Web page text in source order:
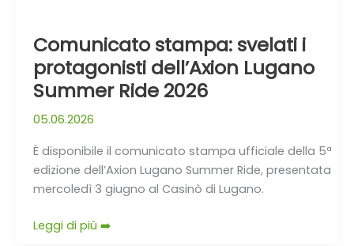
Comunicato stampa: svelati i
protagonisti dell’Axion Lugano
Summer Ride 2026
05.06.2026
È disponibile il comunicato stampa ufficiale della 5ª
edizione dell’Axion Lugano Summer Ride, presentata
mercoledì 3 giugno al Casinò di Lugano.
Leggi di più ➡️